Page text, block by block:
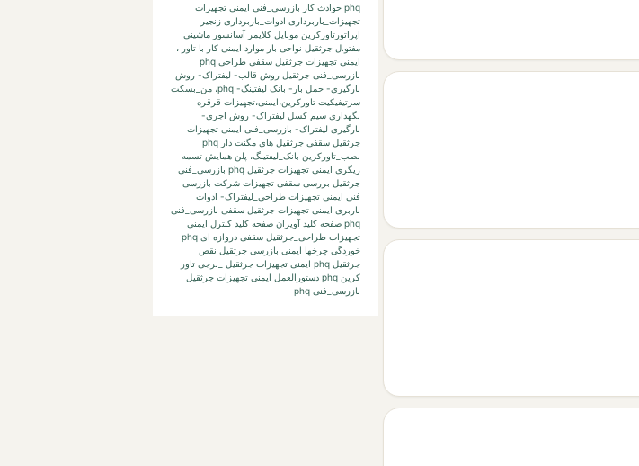
phq حوادث کار بازرسی_فنی
ایمنی تجهیزات
تجهیزات_باربرداری ادوات_باربرداری زنجیر
اپراتورتاورکرین موبایل کلایمر آسانسور ماشینی
مفتو.ل جرثقیل نواحی بار موارد ایمنی کار با تاور ،
ایمنی تجهیزات جرثقیل سقفی طراحی phq
بازرسی_فنی جرثقیل روش قالب- لیفتراک- روش
بارگیری- حمل بار- بانک لیفتینگ- phq، من_بسکت
سرتیفیکیت تاورکرین،ایمنی،تجهیزات قرقره
نگهداری سیم کسل لیفتراک- روش اجری-
بارگیری لیفتراک- بازرسی_فنی ایمنی تجهیزات
جرثقیل سقفی جرثقیل های مگنت دار phq
نصب_تاورکرین بانک_لیفتینگ، پلن همایش تسمه
ریگری
ایمنی تجهیزات جرثقیل phq بازرسی_فنی
جرثقیل بررسی سقفی تجهیزات شرکت بازرسی
فنی ایمنی تجهیزات طراحی_لیفتراک- ادوات
باربری ایمنی تجهیزات جرثقیل سقفی بازرسی_فنی
phq صفحه کلید آویزان صفحه کلید کنترل
ایمنی
تجهیزات طراحی_جرثقیل سقفی دروازه ای phq
خوردگی چرخها ایمنی بازرسی جرثقیل نقص
جرثقیل phq
ایمنی تجهیزات جرثقیل _برجی تاور
کرین phq دستورالعمل
ایمنی تجهیزات جرثقیل
بازرسی_فنی phq